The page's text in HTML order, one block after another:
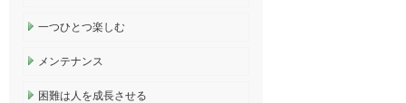
一つひとつ楽しむ
メンテナンス
困難は人を成長させる